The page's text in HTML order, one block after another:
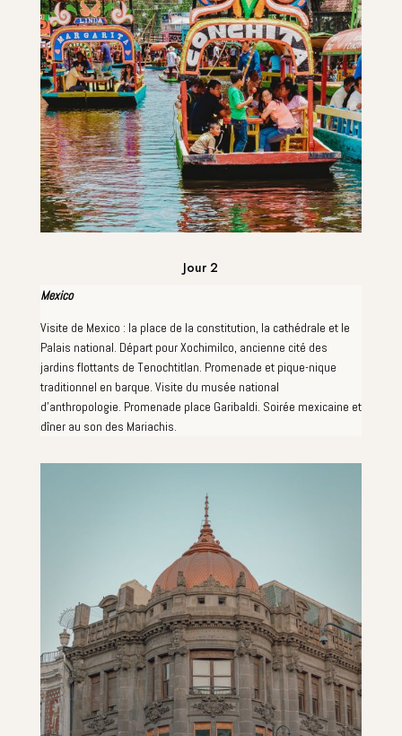
Jour 2
Mexico
Visite de Mexico : la place de la constitution, la cathédrale et le
Palais national. Départ pour Xochimilco, ancienne cité des
jardins flottants de Tenochtitlan. Promenade et pique-nique
traditionnel en barque. Visite du musée national
d'anthropologie. Promenade place Garibaldi. Soirée mexicaine et
dîner au son des Mariachis.